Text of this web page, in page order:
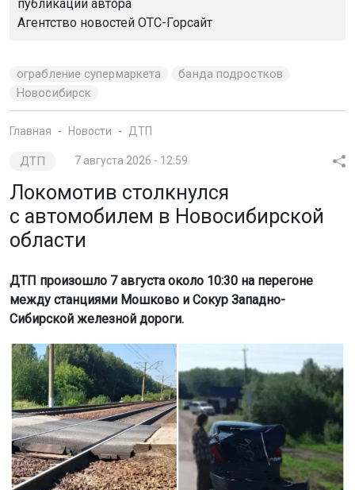
публикации автора
Агентство новостей ОТС-Горсайт
ограбление супермаркета
банда подростков
Новосибирск
Главная Новости ДТП
ДТП 7 августа 2026 - 12:59
Локомотив столкнулся
с автомобилем в Новосибирской
области
ДТП произошло 7 августа около 10:30 на перегоне
между станциями Мошково и Сокур Западно-
Сибирской железной дороги.